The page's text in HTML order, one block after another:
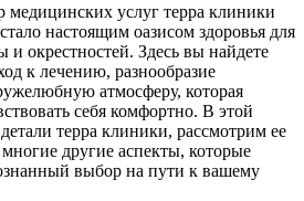
медицинских услуг терра клиники
настоящим оазисом здоровья для
окрестностей. Здесь вы найдете
к лечению, разнообразие
атмосферу, которая
себя комфортно. В этой
терра клиники, рассмотрим ее
другие аспекты, которые
выбор на пути к вашему